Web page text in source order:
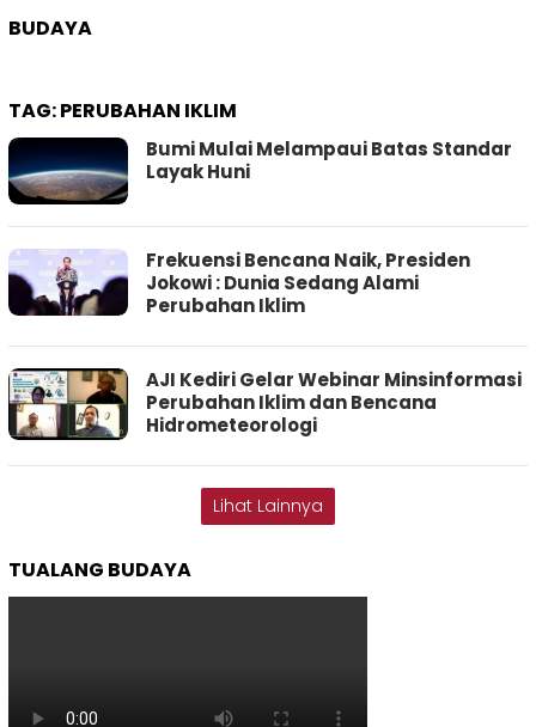
BUDAYA
TAG:PERUBAHAN IKLIM
Bumi Mulai Melampaui Batas Standar
Layak Huni
Frekuensi Bencana Naik, Presiden
Jokowi : Dunia Sedang Alami
Perubahan Iklim
AJI Kediri Gelar Webinar Minsinformasi
Perubahan Iklim dan Bencana
Hidrometeorologi
Lihat Lainnya
TUALANG BUDAYA